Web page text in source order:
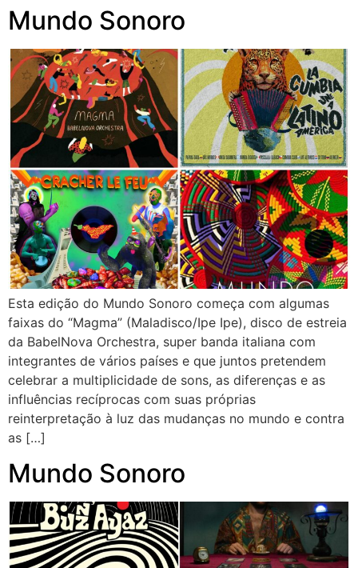
Mundo Sonoro
Esta edição do Mundo Sonoro começa com algumas
faixas do “Magma” (Maladisco/Ipe Ipe), disco de estreia
da BabelNova Orchestra, super banda italiana com
integrantes de vários países e que juntos pretendem
celebrar a multiplicidade de sons, as diferenças e as
influências recíprocas com suas próprias
reinterpretação à luz das mudanças no mundo e contra
as […]
Mundo Sonoro